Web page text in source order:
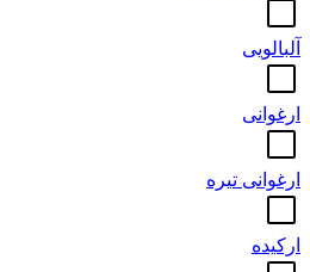
آلبالویی
ارغوانی
ارغوانی تیره
ارکیده